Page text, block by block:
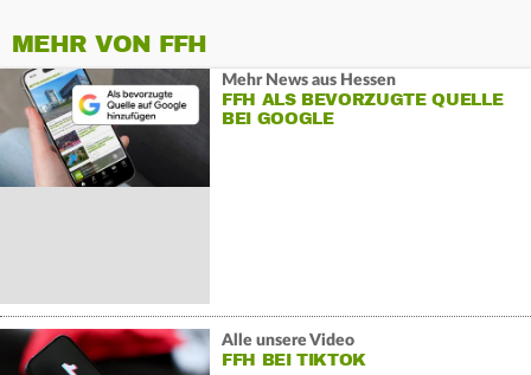
MEHR VON FFH
Mehr News aus Hessen
FFH ALS BEVORZUGTE QUELLE
BEI GOOGLE
Alle unsere Video
FFH BEI TIKTOK